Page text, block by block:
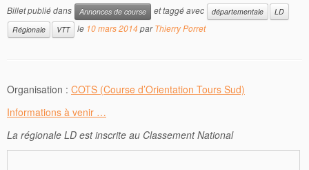
Billet publié dans Annonces de course et taggé avec départementale
LD
Régionale
VTT le 10 mars 2014parThierry Porret
Organisation : COTS (Course d’Orientation Tours Sud)
Informations à venir …
La régionale LD est inscrite au Classement National